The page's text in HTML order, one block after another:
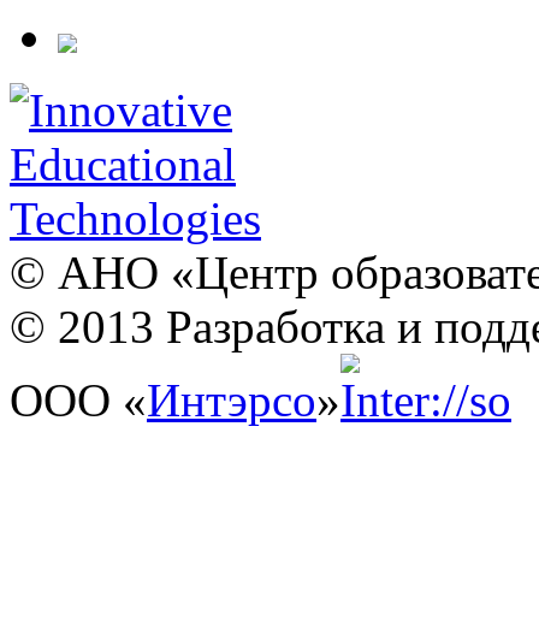
© АНО «Центр
© 2013 Разработка и
ООО «Интэрсо»